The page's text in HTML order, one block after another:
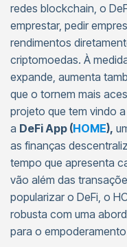
redes blockchain, o
emprestar, pedir
rendimentos
criptomoedas. À
expande, aumenta
que o tornem mais
projeto que tem vindo
a DeFi App (HOME),
as finanças
tempo que apresenta
vão além das
popularizar o DeFi, o
robusta com uma
para o